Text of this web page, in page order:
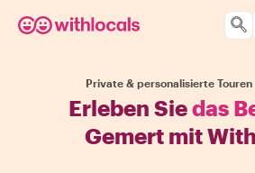
Private & personalisierte Touren
Erleben Siedas
Gemert mit